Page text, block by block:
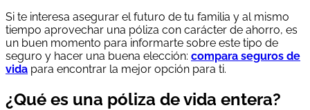
Si te interesa asegurar el futuro de tu familia y al mismo
tiempo aprovechar una póliza con carácter de ahorro, es
un buen momento para informarte sobre este tipo de
seguro y hacer una buena elección: compara seguros de
vida para encontrar la mejor opción para ti.
¿Qué es una póliza de vida entera?